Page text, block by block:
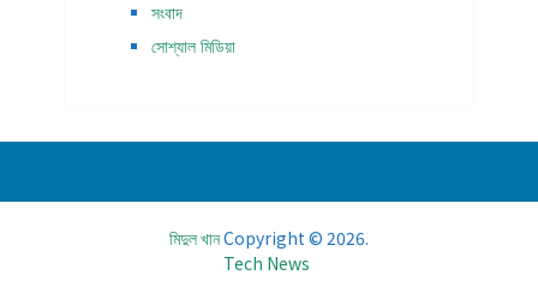
সংবাদ
সোশ্যাল মিডিয়া
মিদুল খানCopyright © 2026.
Tech News